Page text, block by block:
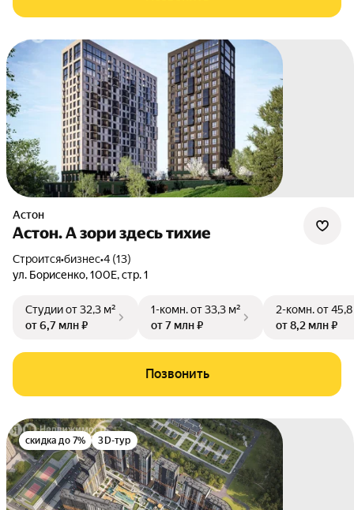
Астон
Астон. А зори здесь тихие
Строится•бизнес•4 (13)
ул. Борисенко,100Е,стр. 1
Студииот 32,3 м²
от 6,7 млн ₽
1-комн.от 33,3 м²
от 7 млн ₽
2-комн.от
от 8,2 млн ₽
Позвонить
скидка до 7% 3D-тур